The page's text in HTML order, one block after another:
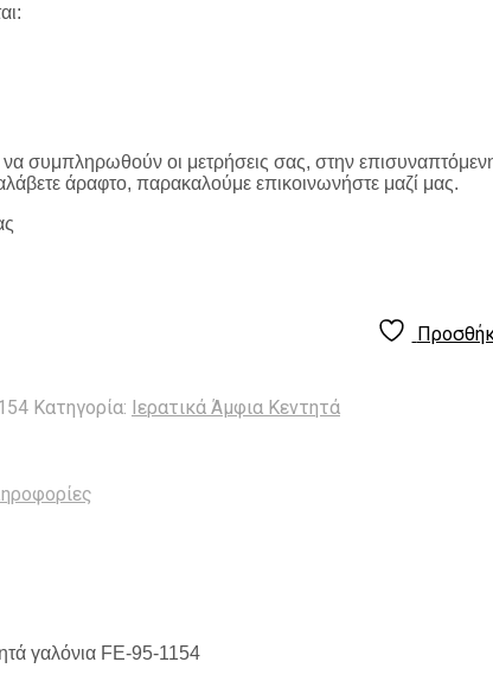
συμπληρωθούν οι μετρήσεις σας, στην επισυναπτόμενη
άραφτο, παρακαλούμε επικοινωνήστε μαζί μας.
Κατηγορία: Ιερατικά Άμφια Κεντητά
γαλόνια FE-95-1154